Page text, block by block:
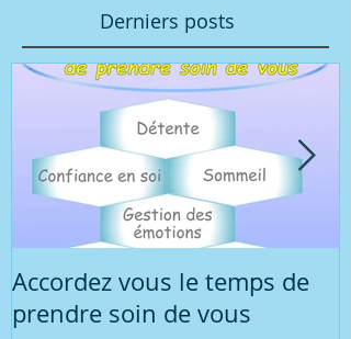
Derniers posts
Accordez vous le temps de
prendre soin de vous